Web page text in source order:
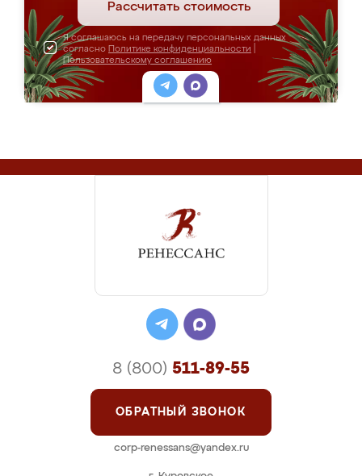
Рассчитать стоимость
Я соглашаюсь на передачу персональных данных
согласно Политике конфиденциальности
Пользовательскому соглашению
8 (800) 511-89-55
ОБРАТНЫЙ ЗВОНОК
corp-renessans@yandex.ru